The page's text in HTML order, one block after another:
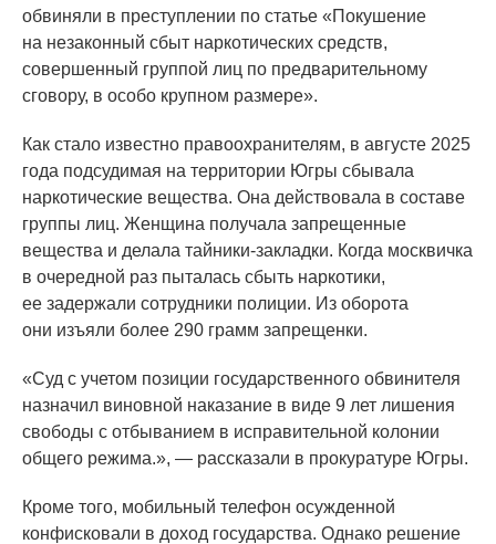
обвиняли в преступлении по статье «Покушение
на незаконный сбыт наркотических средств,
совершенный группой лиц по предварительному
сговору, в особо крупном размере».
Как стало известно правоохранителям, в августе 2025
года подсудимая на территории Югры сбывала
наркотические вещества. Она действовала в составе
группы лиц. Женщина получала запрещенные
вещества и делала тайники-закладки. Когда москвичка
в очередной раз пыталась сбыть наркотики,
ее задержали сотрудники полиции. Из оборота
они изъяли более 290 грамм запрещенки.
«Суд с учетом позиции государственного обвинителя
назначил виновной наказание в виде 9 лет лишения
свободы с отбыванием в исправительной колонии
общего режима.», — рассказали в прокуратуре Югры.
Кроме того, мобильный телефон осужденной
конфисковали в доход государства. Однако решение